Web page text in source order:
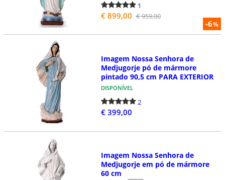
-6%
1
€ 899,00 € 959,00
Imagem Nossa Senhora de
Medjugorje pó de mármore
pintado 90,5 cm PARA EXTERIOR
DISPONÍVEL
2
€ 399,00
Imagem Nossa Senhora de
Medjugorje em pó de mármore
60 cm